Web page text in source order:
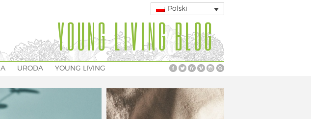
Polski
YOUNG LIVING BLOG
URODA YOUNG LIVING